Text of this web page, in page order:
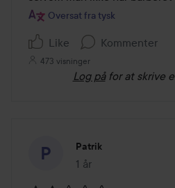
5
Oversat fra tysk
Like Kommenter
473 visninger
Log på for at skrive
Patrik
1 år
Posten blev oprettet